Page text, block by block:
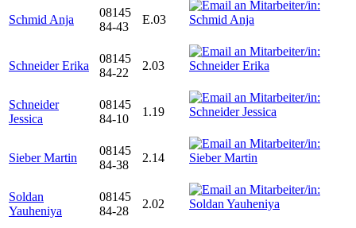
Schmid Anja
08145
84-43
E.03
Schneider Erika
08145
84-22
2.03
Schneider
Jessica
08145
84-10
1.19
Sieber Martin
08145
84-38
2.14
Soldan
Yauheniya
08145
84-28
2.02